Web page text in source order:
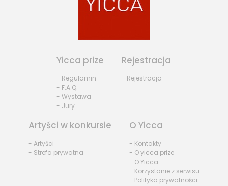
Yicca prize
- Regulamin
- F.A.Q.
- Wystawa
- Jury
Rejestracja
- Rejestracja
Artyści w konkursie
- Artyści
- Strefa prywatna
O Yicca
- Kontakty
- O yicca prize
- O Yicca
- Korzystanie z serwisu
- Polityka prywatności